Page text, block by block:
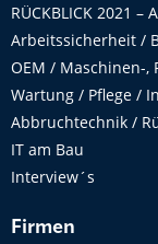
RÜCKBLICK 2021 –
Arbeitssicherheit /
OEM / Maschinen-
Wartung / Pflege /
Abbruchtechnik /
IT am Bau
Interview´s
Firmen